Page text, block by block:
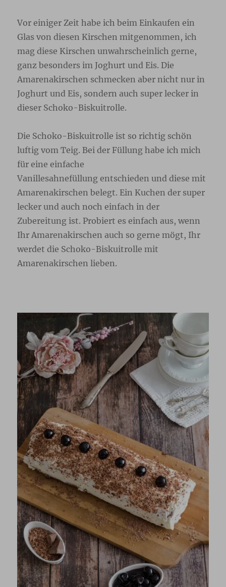
Vor einiger Zeit habe ich beim Einkaufen ein
Glas von diesen Kirschen mitgenommen, ich
mag diese Kirschen unwahrscheinlich gerne,
ganz besonders im Joghurt und Eis. Die
Amarenakirschen schmecken aber nicht nur in
Joghurt und Eis, sondern auch super lecker in
dieser Schoko-Biskuitrolle.
Die Schoko-Biskuitrolle ist so richtig schön
luftig vom Teig. Bei der Füllung habe ich mich
für eine einfache
Vanillesahnefüllung entschieden und diese mit
Amarenakirschen belegt. Ein Kuchen der super
lecker und auch noch einfach in der
Zubereitung ist. Probiert es einfach aus, wenn
Ihr Amarenakirschen auch so gerne mögt, Ihr
werdet die Schoko-Biskuitrolle mit
Amarenakirschen lieben.